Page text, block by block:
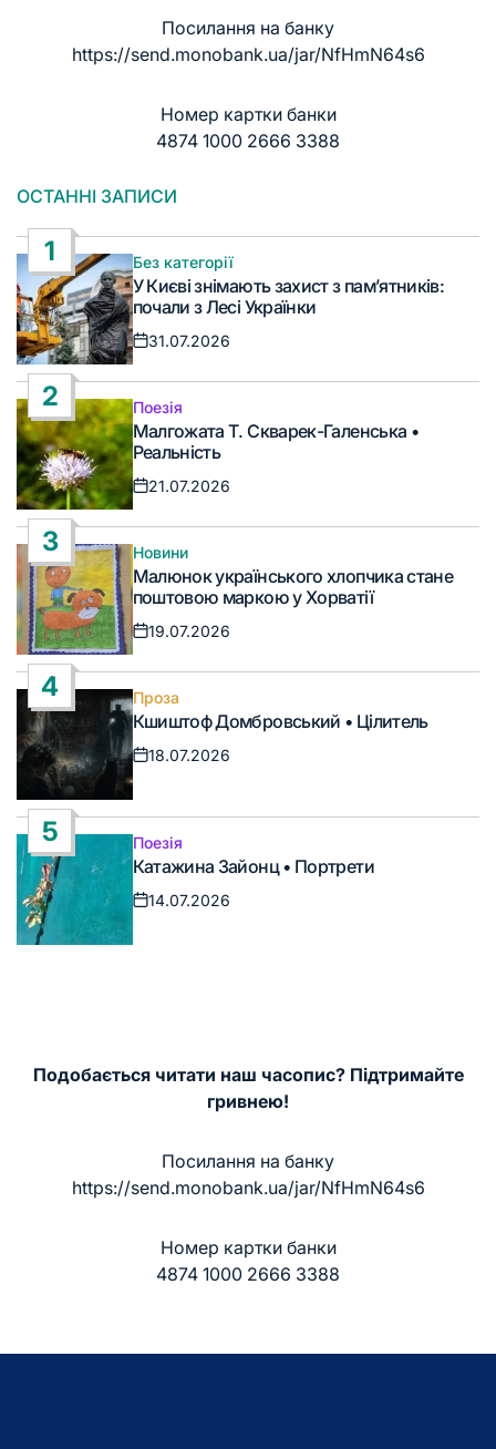
Посилання на банку
https://send.monobank.ua/jar/NfHmN64s6
Номер картки банки
4874 1000 2666 3388
ОСТАННІ ЗАПИСИ
1
Опублікувати
у
Без категорії
У Києві знімають захист з пам’ятників:
почали з Лесі Українки
Дата
31.07.2026
2
Опублікувати
у
Поезія
Малгожата Т. Скварек-Галенська •
Реальність
Дата
21.07.2026
3
Опублікувати
у
Новини
Малюнок українського хлопчика стане
поштовою маркою у Хорватії
Дата
19.07.2026
4
Опублікувати
у
Проза
Кшиштоф Домбровський • Цілитель
Дата
запису
18.07.2026
5
Опублікувати
у
Поезія
Катажина Зайонц • Портрети
Дата
14.07.2026
Подобається читати наш часопис? Підтримайте
гривнею!
Посилання на банку
https://send.monobank.ua/jar/NfHmN64s6
Номер картки банки
4874 1000 2666 3388